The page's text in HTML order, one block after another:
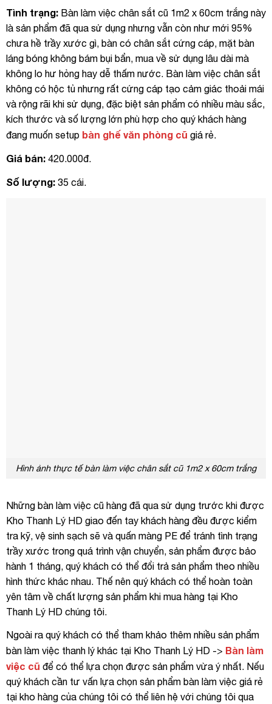
Tình trạng: Bàn làm việc chân sắt cũ 1m2 x 60cm trắng này
là sản phẩm đã qua sử dụng nhưng vẫn còn như mới 95%
chưa hề trầy xước gì, bàn có chân sắt cứng cáp, mặt bàn
láng bóng không bám bụi bẩn, mua về sử dụng lâu dài mà
không lo hư hỏng hay dễ thấm nước. Bàn làm việc chân sắt
không có hộc tủ nhưng rất cứng cáp tạo cảm giác thoải mái
và rộng rãi khi sử dụng, đặc biệt sản phẩm có nhiều màu sắc,
kích thước và số lượng lớn phù hợp cho quý khách hàng
đang muốn setup bàn ghế văn phòng cũ giá rẻ.
Giá bán: 420.000đ.
Số lượng: 35 cái.
Hình ảnh thực tế bàn làm việc chân sắt cũ 1m2 x 60cm trắng
Những bàn làm việc cũ hàng đã qua sử dụng trước khi được
Kho Thanh Lý HD giao đến tay khách hàng đều được kiểm
tra kỹ, vệ sinh sạch sẽ và quấn màng PE để tránh tình trạng
trầy xước trong quá trình vận chuyển, sản phẩm được bảo
hành 1 tháng, quý khách có thể đổi trả sản phẩm theo nhiều
hình thức khác nhau. Thế nên quý khách có thể hoàn toàn
yên tâm về chất lượng sản phẩm khi mua hàng tại Kho
Thanh Lý HD chúng tôi.
Ngoài ra quý khách có thể tham khảo thêm nhiều sản phẩm
bàn làm việc thanh lý khác tại Kho Thanh Lý HD -> Bàn làm
việc cũ để có thể lựa chọn được sản phẩm vừa ý nhất. Nếu
quý khách cần tư vấn lựa chọn sản phẩm bàn làm việc giá rẻ
tại kho hàng của chúng tôi có thể liên hệ với chúng tôi qua